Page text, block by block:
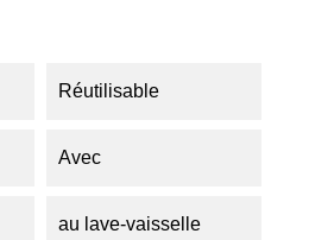
Réutilisable
Avec
au lave-vaisselle